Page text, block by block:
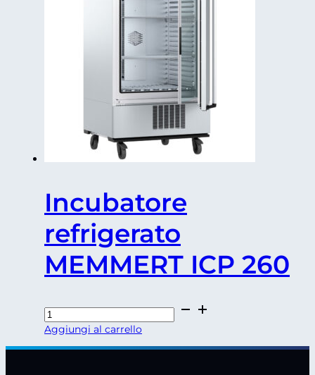
Incubatore
refrigerato
MEMMERT ICP 260
Incubatore
refrigerato
MEMMERT
ICP
Aggiungi al carrello